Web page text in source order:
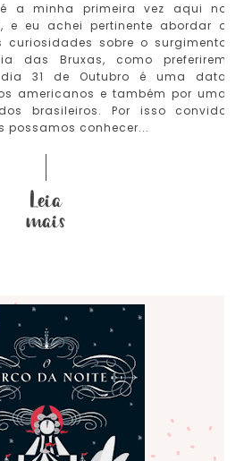
a minha primeira vez aqui no
e eu achei pertinente abordar o
sobre o surgimento
das Bruxas, como preferirem
31 de Outubro é uma data
americanos e também por uma
brasileiros. Por isso convido
possamos conhecer...